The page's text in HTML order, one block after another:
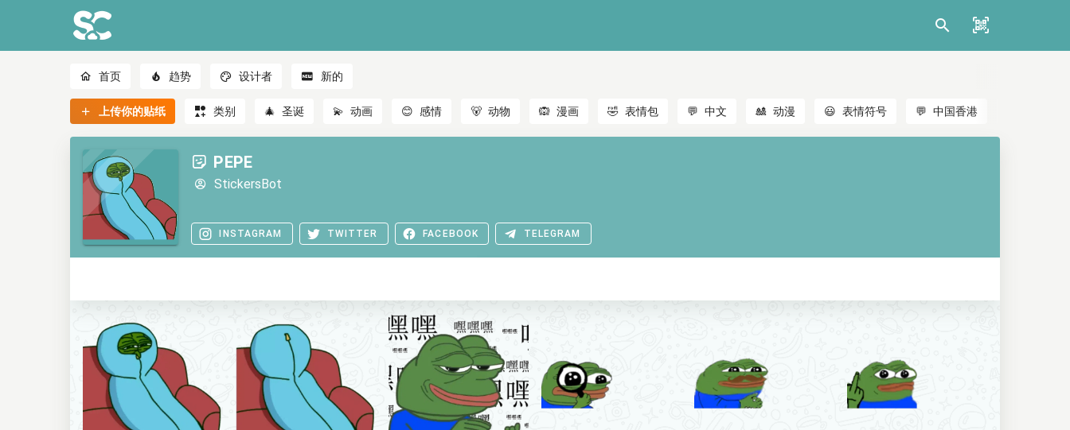
首页 趋势 设计者 新的
上传你的贴纸 类别 🎄 圣诞 💫 动画 😊 感情 🐻 动物 🙉 漫画 🤣 表情包 💬 中文 🎎 动漫 😃 表情符号 💬 中国香港
PEPE
StickersBot
INSTAGRAM TWITTER FACEBOOK TELEGRAM